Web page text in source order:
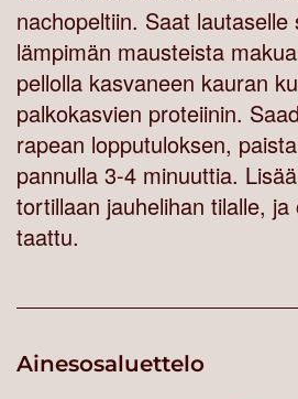
nachopeltiin. Saat
lämpimän mausteista
pellolla kasvaneen kauran
palkokasvien proteiinin.
rapean lopputuloksen,
pannulla 3-4 minuuttia.
tortillaan jauhelihan tilalle,
taattu.
Ainesosaluettelo